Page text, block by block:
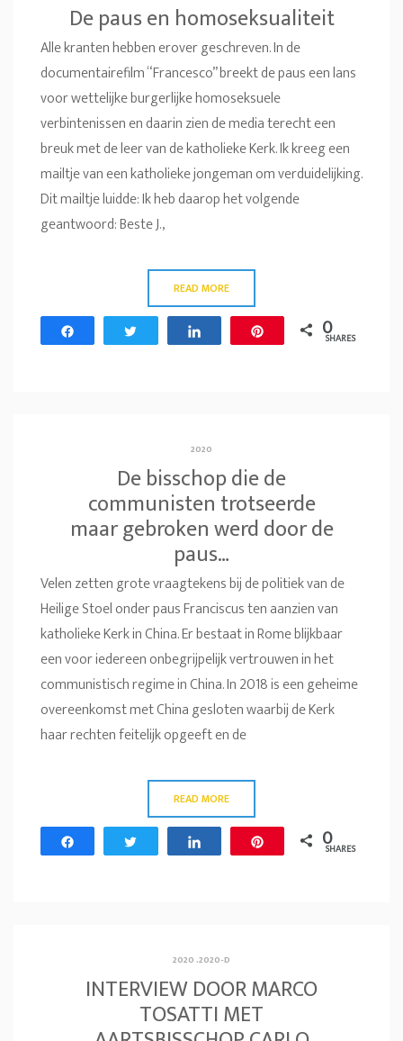
De paus en homoseksualiteit
Alle kranten hebben erover geschreven. In de
documentairefilm “Francesco” breekt de paus een lans
voor wettelijke burgerlijke homoseksuele
verbintenissen en daarin zien de media terecht een
breuk met de leer van de katholieke Kerk. Ik kreeg een
mailtje van een katholieke jongeman om verduidelijking.
Dit mailtje luidde: Ik heb daarop het volgende
geantwoord: Beste J.,
READ MORE
0
SHARES
2020
De bisschop die de
communisten trotseerde
maar gebroken werd door de
paus…
Velen zetten grote vraagtekens bij de politiek van de
Heilige Stoel onder paus Franciscus ten aanzien van
katholieke Kerk in China. Er bestaat in Rome blijkbaar
een voor iedereen onbegrijpelijk vertrouwen in het
communistisch regime in China. In 2018 is een geheime
overeenkomst met China gesloten waarbij de Kerk
haar rechten feitelijk opgeeft en de
READ MORE
0
SHARES
2020.2020-D
INTERVIEW DOOR MARCO
TOSATTI MET